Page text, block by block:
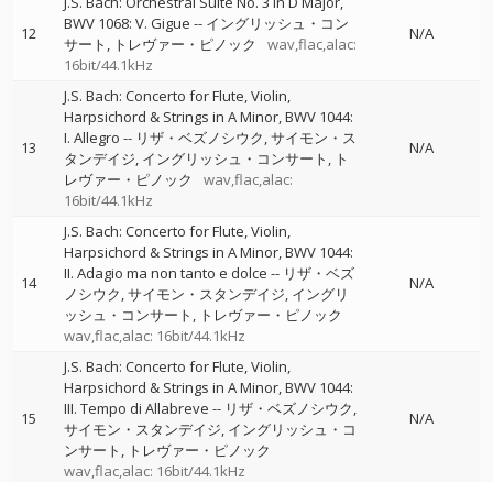
12
BWV 1068: V. Gigue -- イングリッシュ・コン
サート
トレヴァー・ピノック
wav,flac,alac:
16bit/44.1kHz
N/A
13
J.S. Bach: Concerto for Flute, Violin,
Harpsichord & Strings in A Minor, BWV 1044:
I. Allegro -- リザ・ベズノシウク サイモン・ス
タンデイジ イングリッシュ・コンサート
ト
レヴァー・ピノック
wav,flac,alac:
16bit/44.1kHz
N/A
14
J.S. Bach: Concerto for Flute, Violin,
Harpsichord & Strings in A Minor, BWV 1044:
II. Adagio ma non tanto e dolce -- リザ・ベズ
ノシウク サイモン・スタンデイジ イングリ
ッシュ・コンサート
トレヴァー・ピノック
wav,flac,alac: 16bit/44.1kHz
N/A
15
J.S. Bach: Concerto for Flute, Violin,
Harpsichord & Strings in A Minor, BWV 1044:
III. Tempo di Allabreve -- リザ・ベズノシウク
サイモン・スタンデイジ イングリッシュ・コ
ンサート
トレヴァー・ピノック
wav,flac,alac: 16bit/44.1kHz
N/A